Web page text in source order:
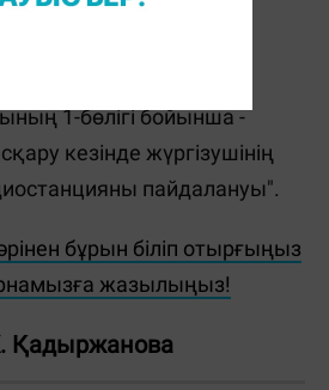
жаяу колоннаны
орын алу";
бұзушылық туралы
1-бөлігі бойынша -
кезiнде жүргiзушiнiң
пайдалануы".
бұрын біліп отырғыңыз
жазылыңыз!
Қадыржанова